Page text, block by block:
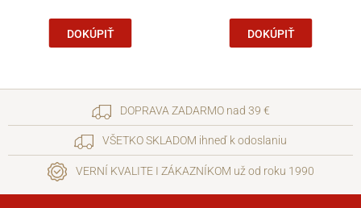
DOKÚPIŤ DOKÚPIŤ
DOPRAVA ZADARMO nad 39 €
VŠETKO SKLADOM ihneď k odoslaniu
VERNÍ KVALITE I ZÁKAZNÍKOM už od roku 1990